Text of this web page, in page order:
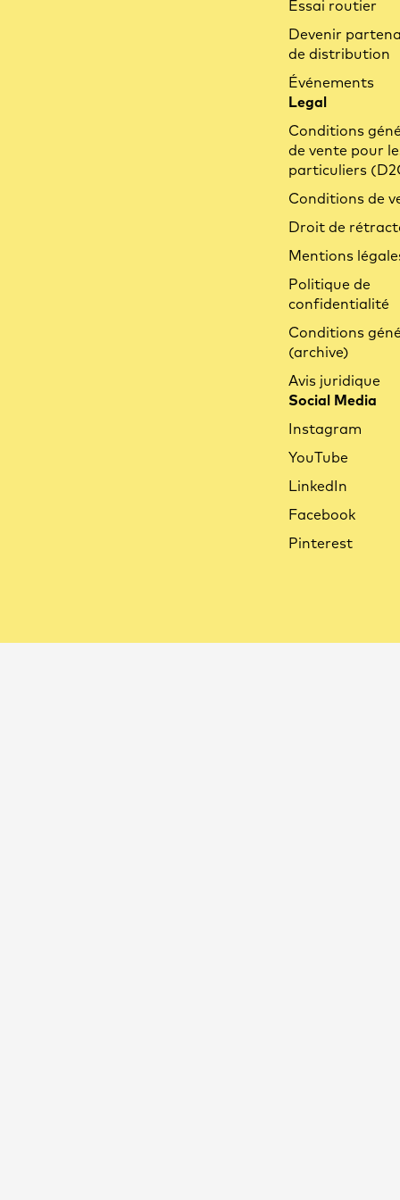
Essai routier
Devenir
de distribution
Événements
Legal
Conditions
de vente pour
particuliers
Conditions de
Droit de
Mentions
Politique de
confidentialité
Conditions
(archive)
Avis juridique
Social Media
Instagram
YouTube
LinkedIn
Facebook
Pinterest